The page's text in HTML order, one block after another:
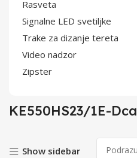
Rasveta
Signalne LED svetiljke
Trake za dizanje tereta
Video nadzor
Zipster
KE550HS23/1E-Dca
Show sidebar